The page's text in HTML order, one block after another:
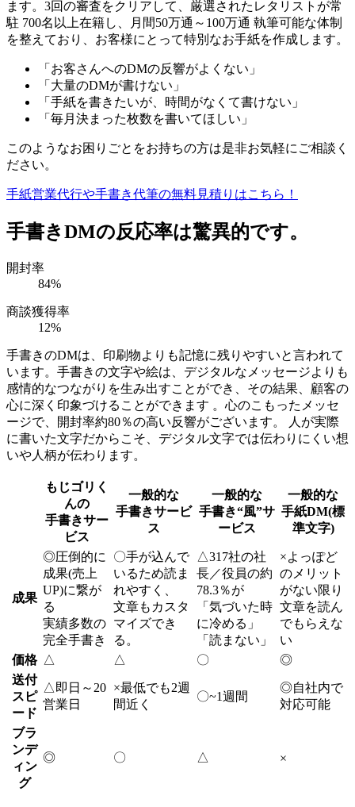
ます。3回の審査をクリアして、厳選されたレタリストが常
駐 700名以上在籍し、月間50万通～100万通 執筆可能な体制
を整えており、お客様にとって特別なお手紙を作成します。
「お客さんへのDMの反響がよくない」
「大量のDMが書けない」
「手紙を書きたいが、時間がなくて書けない」
「毎月決まった枚数を書いてほしい」
このようなお困りごとをお持ちの方は是非お気軽にご相談く
ださい。
手紙営業代行や手書き代筆の無料見積りはこちら！
手書きDMの反応率は驚異的です。
開封率
84%
商談獲得率
12%
手書きのDMは、印刷物よりも記憶に残りやすいと言われて
います。手書きの文字や絵は、デジタルなメッセージよりも
感情的なつながりを生み出すことができ、その結果、顧客の
心に深く印象づけることができます 。心のこもったメッセ
ージで、開封率約80％の高い反響がございます。 人が実際
に書いた文字だからこそ、デジタル文字では伝わりにくい想
いや人柄が伝わります。
もじゴリく
んの
手書きサー
ビス
一般的な
手書きサービ
ス
一般的な
手書き“風”サ
ービス
一般的な
手紙DM(標
準文字)
成果
◎圧倒的に
成果(売上
UP)に繋が
る
実績多数の
完全手書き
〇手が込んで
いるため読ま
れやすく、
文章もカスタ
マイズでき
る。
△317社の社
長／役員の約
78.3％が
「気づいた時
に冷める」
「読まない」
×よっぽど
のメリット
がない限り
文章を読ん
でもらえな
い
価格 △ △ 〇
◎
送付
スピ
ード
△ 即日～20
営業日
×最低でも2週
間近く
〇~1週間
◎自社内で
対応可能
ブラ
ンデ
ィン
グ
◎ 〇 △ ×